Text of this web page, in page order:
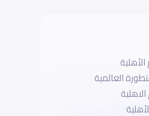
العالمية